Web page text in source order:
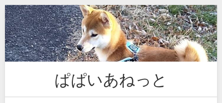
Skip
to
content
ぱぱいあねっと